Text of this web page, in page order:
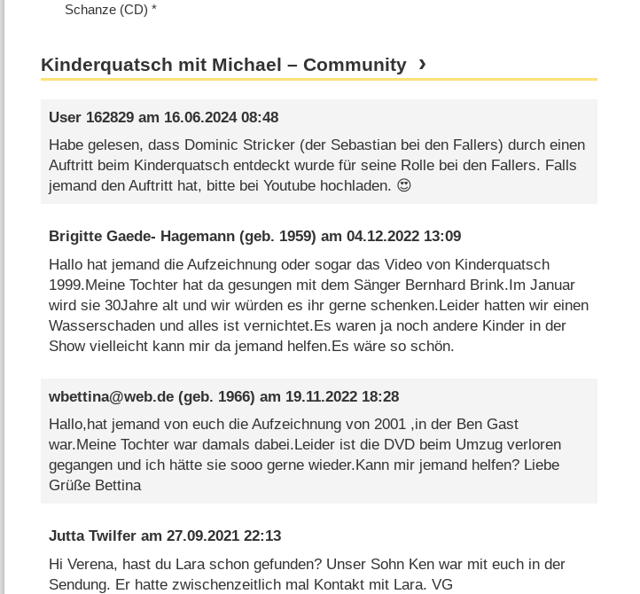
Schanze (CD)
Kinderquatsch mit Michael – Community
User 162829am 16.06.2024 08:48
Habe gelesen, dass Dominic Stricker (der Sebastian bei den Fallers) durch einen
Auftritt beim Kinderquatsch entdeckt wurde für seine Rolle bei den Fallers. Falls
jemand den Auftritt hat, bitte bei Youtube hochladen. 😍
Brigitte Gaede- Hagemann(geb. 1959) am 04.12.2022 13:09
Hallo hat jemand die Aufzeichnung oder sogar das Video von Kinderquatsch
1999.Meine Tochter hat da gesungen mit dem Sänger Bernhard Brink.Im Januar
wird sie 30Jahre alt und wir würden es ihr gerne schenken.Leider hatten wir einen
Wasserschaden und alles ist vernichtet.Es waren ja noch andere Kinder in der
Show vielleicht kann mir da jemand helfen.Es wäre so schön.
wbettina@web.de(geb. 1966) am 19.11.2022 18:28
Hallo,hat jemand von euch die Aufzeichnung von 2001 ,in der Ben Gast
war.Meine Tochter war damals dabei.Leider ist die DVD beim Umzug verloren
gegangen und ich hätte sie sooo gerne wieder.Kann mir jemand helfen? Liebe
Grüße Bettina
Jutta Twilferam 27.09.2021 22:13
Hi Verena, hast du Lara schon gefunden? Unser Sohn Ken war mit euch in der
Sendung. Er hatte zwischenzeitlich mal Kontakt mit Lara. VG